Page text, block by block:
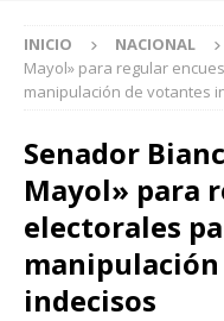
INICIO NACIONAL
Mayol» para regular
manipulación de votantes
Senador
Mayol» para
electorales
indecisos